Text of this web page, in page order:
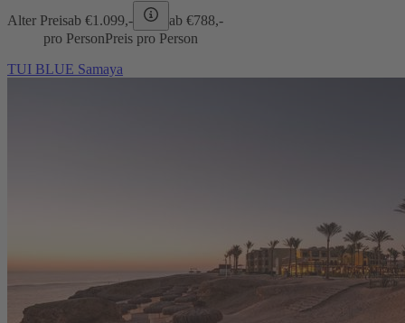
Alter Preisab €1.099,- ab €788,-
pro PersonPreis pro Person
TUI BLUE Samaya